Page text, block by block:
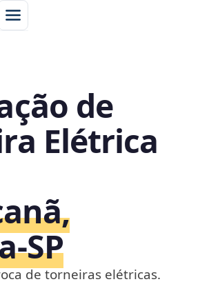
de
Elétrica
de torneiras elétricas.